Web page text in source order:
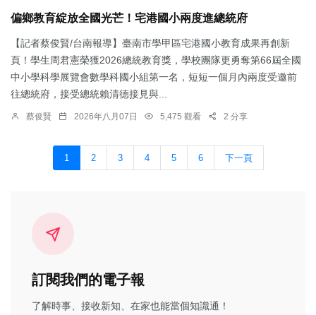
偏鄉教育綻放全國光芒！宅港國小兩度進總統府
【記者蔡俊賢/台南報導】臺南市學甲區宅港國小教育成果再創新
頁！學生周君憲榮獲2026總統教育獎，學校團隊更勇奪第66屆全國
中小學科學展覽會數學科國小組第一名，短短一個月內兩度受邀前
往總統府，接受總統賴清德接見與...
蔡俊賢 2026年八月07日 5,475 觀看 2 分享
1 2 3 4 5 6 下一頁
訂閱我們的電子報
了解時事、接收新知、在家也能當個知識通！